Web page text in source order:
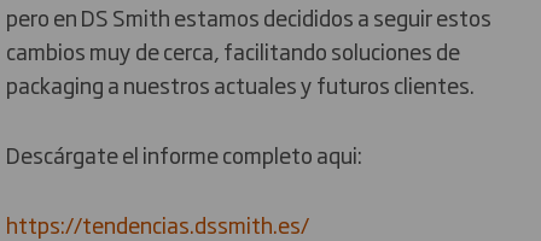
pero en DS Smith estamos decididos a seguir estos
cambios muy de cerca, facilitando soluciones de
packaging a nuestros actuales y futuros clientes.
Descárgate el informe completo aqui:
https://tendencias.dssmith.es/